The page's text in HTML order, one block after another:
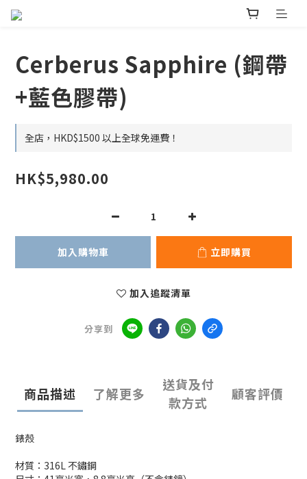
Cerberus Sapphire (鋼帶
+藍色膠帶)
全店，HKD$1500 以上全球免運費！
HK$5,980.00
加入購物車 立即購買
加入追蹤清單
分享到
商品描述 了解更多
送貨及付
款方式
顧客評價
錶殼
材質：316L 不鏽鋼